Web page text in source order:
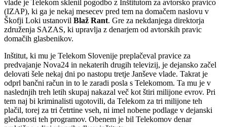
vlade je Telekom sklenil pogodbo z Inštitutom za avtorsko pravico
(IZAP), ki ga je nekaj mesecev pred tem na domačem naslovu v
Škofji Loki ustanovil Blaž Rant. Gre za nekdanjega direktorja
združenja SAZAS, ki upravlja z denarjem od avtorskih pravic
domačih glasbenikov.
Inštitut, ki mu je Telekom Slovenije preplačeval pravice za
predvajanje Nova24 in nekaterih drugih televizij, je dejansko začel
delovati šele nekaj dni po nastopu tretje Janševe vlade. Takrat je
odprl bančni račun in to le zaradi posla s Telekomom. Ta mu je v
naslednjih treh letih skupaj nakazal več kot štiri milijone evrov. Pri
tem naj bi kriminalisti ugotovili, da Telekom za tri milijone teh
plačil, torej za tri četrtine vseh, ni imel nobene podlage v dejanski
gledanosti teh programov. Obenem je bil Telekomov denar